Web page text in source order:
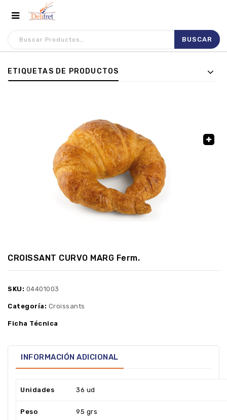
ETIQUETAS DE PRODUCTOS
CROISSANT CURVO MARG Ferm.
SKU: 04401003
Categoría: Croissants
Ficha Técnica
INFORMACIÓN ADICIONAL
Unidades 36 ud
Peso 95 grs